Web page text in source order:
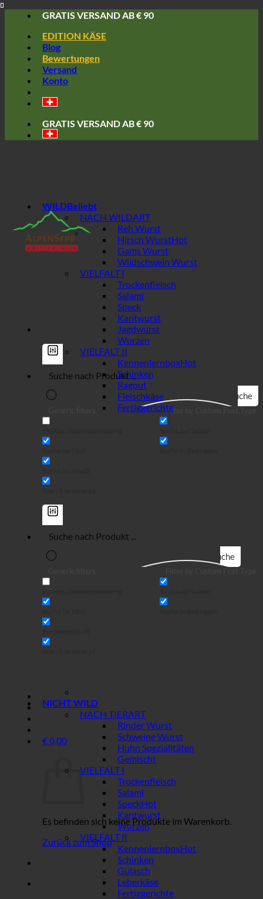
content
GRATIS VERSAND AB € 90
EDITION KÄSE
Blog
Bewertungen
Versand
Konto
GRATIS VERSAND AB € 90
Suche
Filter by Custom Post Type
Suche
€0,00
Es befinden sich keine Produkte im Warenkorb.
Zurück zum Shop
WILD
NACH WILDART
Reh Wurst
Hirsch Wurst
Gams Wurst
Wildschwein Wurst
VIELFALT I
Trockenfleisch
Salami
Speck
Kantwurst
Jagdwurst
Wurzen
VIELFALT II
Kennenlernbox
Schinken
Ragout
Fleischkäse
Fertiggerichte
NICHT WILD
NACH TIERART
Rinder Wurst
Schweine Wurst
Huhn Spezialitäten
Gemischt
VIELFALT I
Trockenfleisch
Salami
Speck
Kantwurst
Wurzen
VIELFALT II
Kennenlernbox
Schinken
Gulasch
Leberkäse
Fertiggerichte